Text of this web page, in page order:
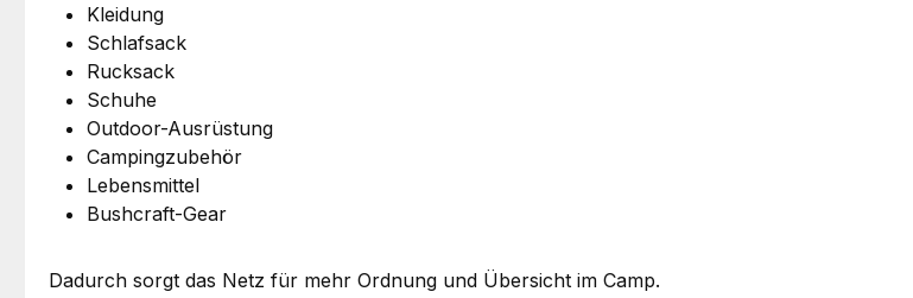
Kleidung
Schlafsack
Rucksack
Schuhe
Outdoor-Ausrüstung
Campingzubehör
Lebensmittel
Bushcraft-Gear
Dadurch sorgt das Netz für mehr Ordnung und Übersicht im Camp.